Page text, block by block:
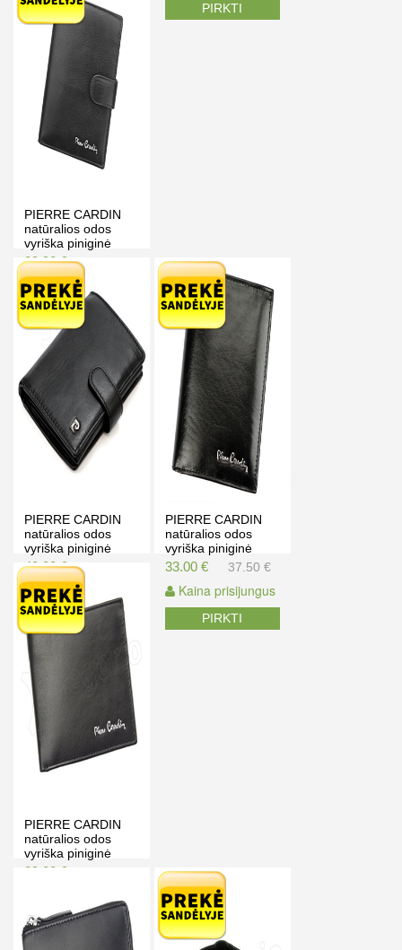
PIRKTI PIRKTI
PIERRE CARDIN
natūralios odos
vyriška piniginė
TILAK06 331A
RFID
39.90 €
Kaina prisijungus
PIRKTI
PIERRE CARDIN
natūralios odos
vyriška piniginė
YS603 326A
40.00 €
Kaina prisijungus
PIRKTI
PIERRE CARDIN
natūralios odos
vyriška piniginė
YS520.1 330 RFID
33.00 €
Kaina prisijungus
37.50 €
PIRKTI
PIERRE CARDIN
natūralios odos
vyriška piniginė
TILAK06 8824
33.00 €
PIRKTI